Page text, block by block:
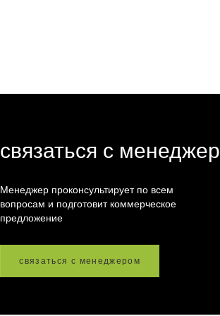
связаться с
Менеджер проконсультирует по всем
вопросам и подготовит коммерческое
предложение
связаться с менеджером